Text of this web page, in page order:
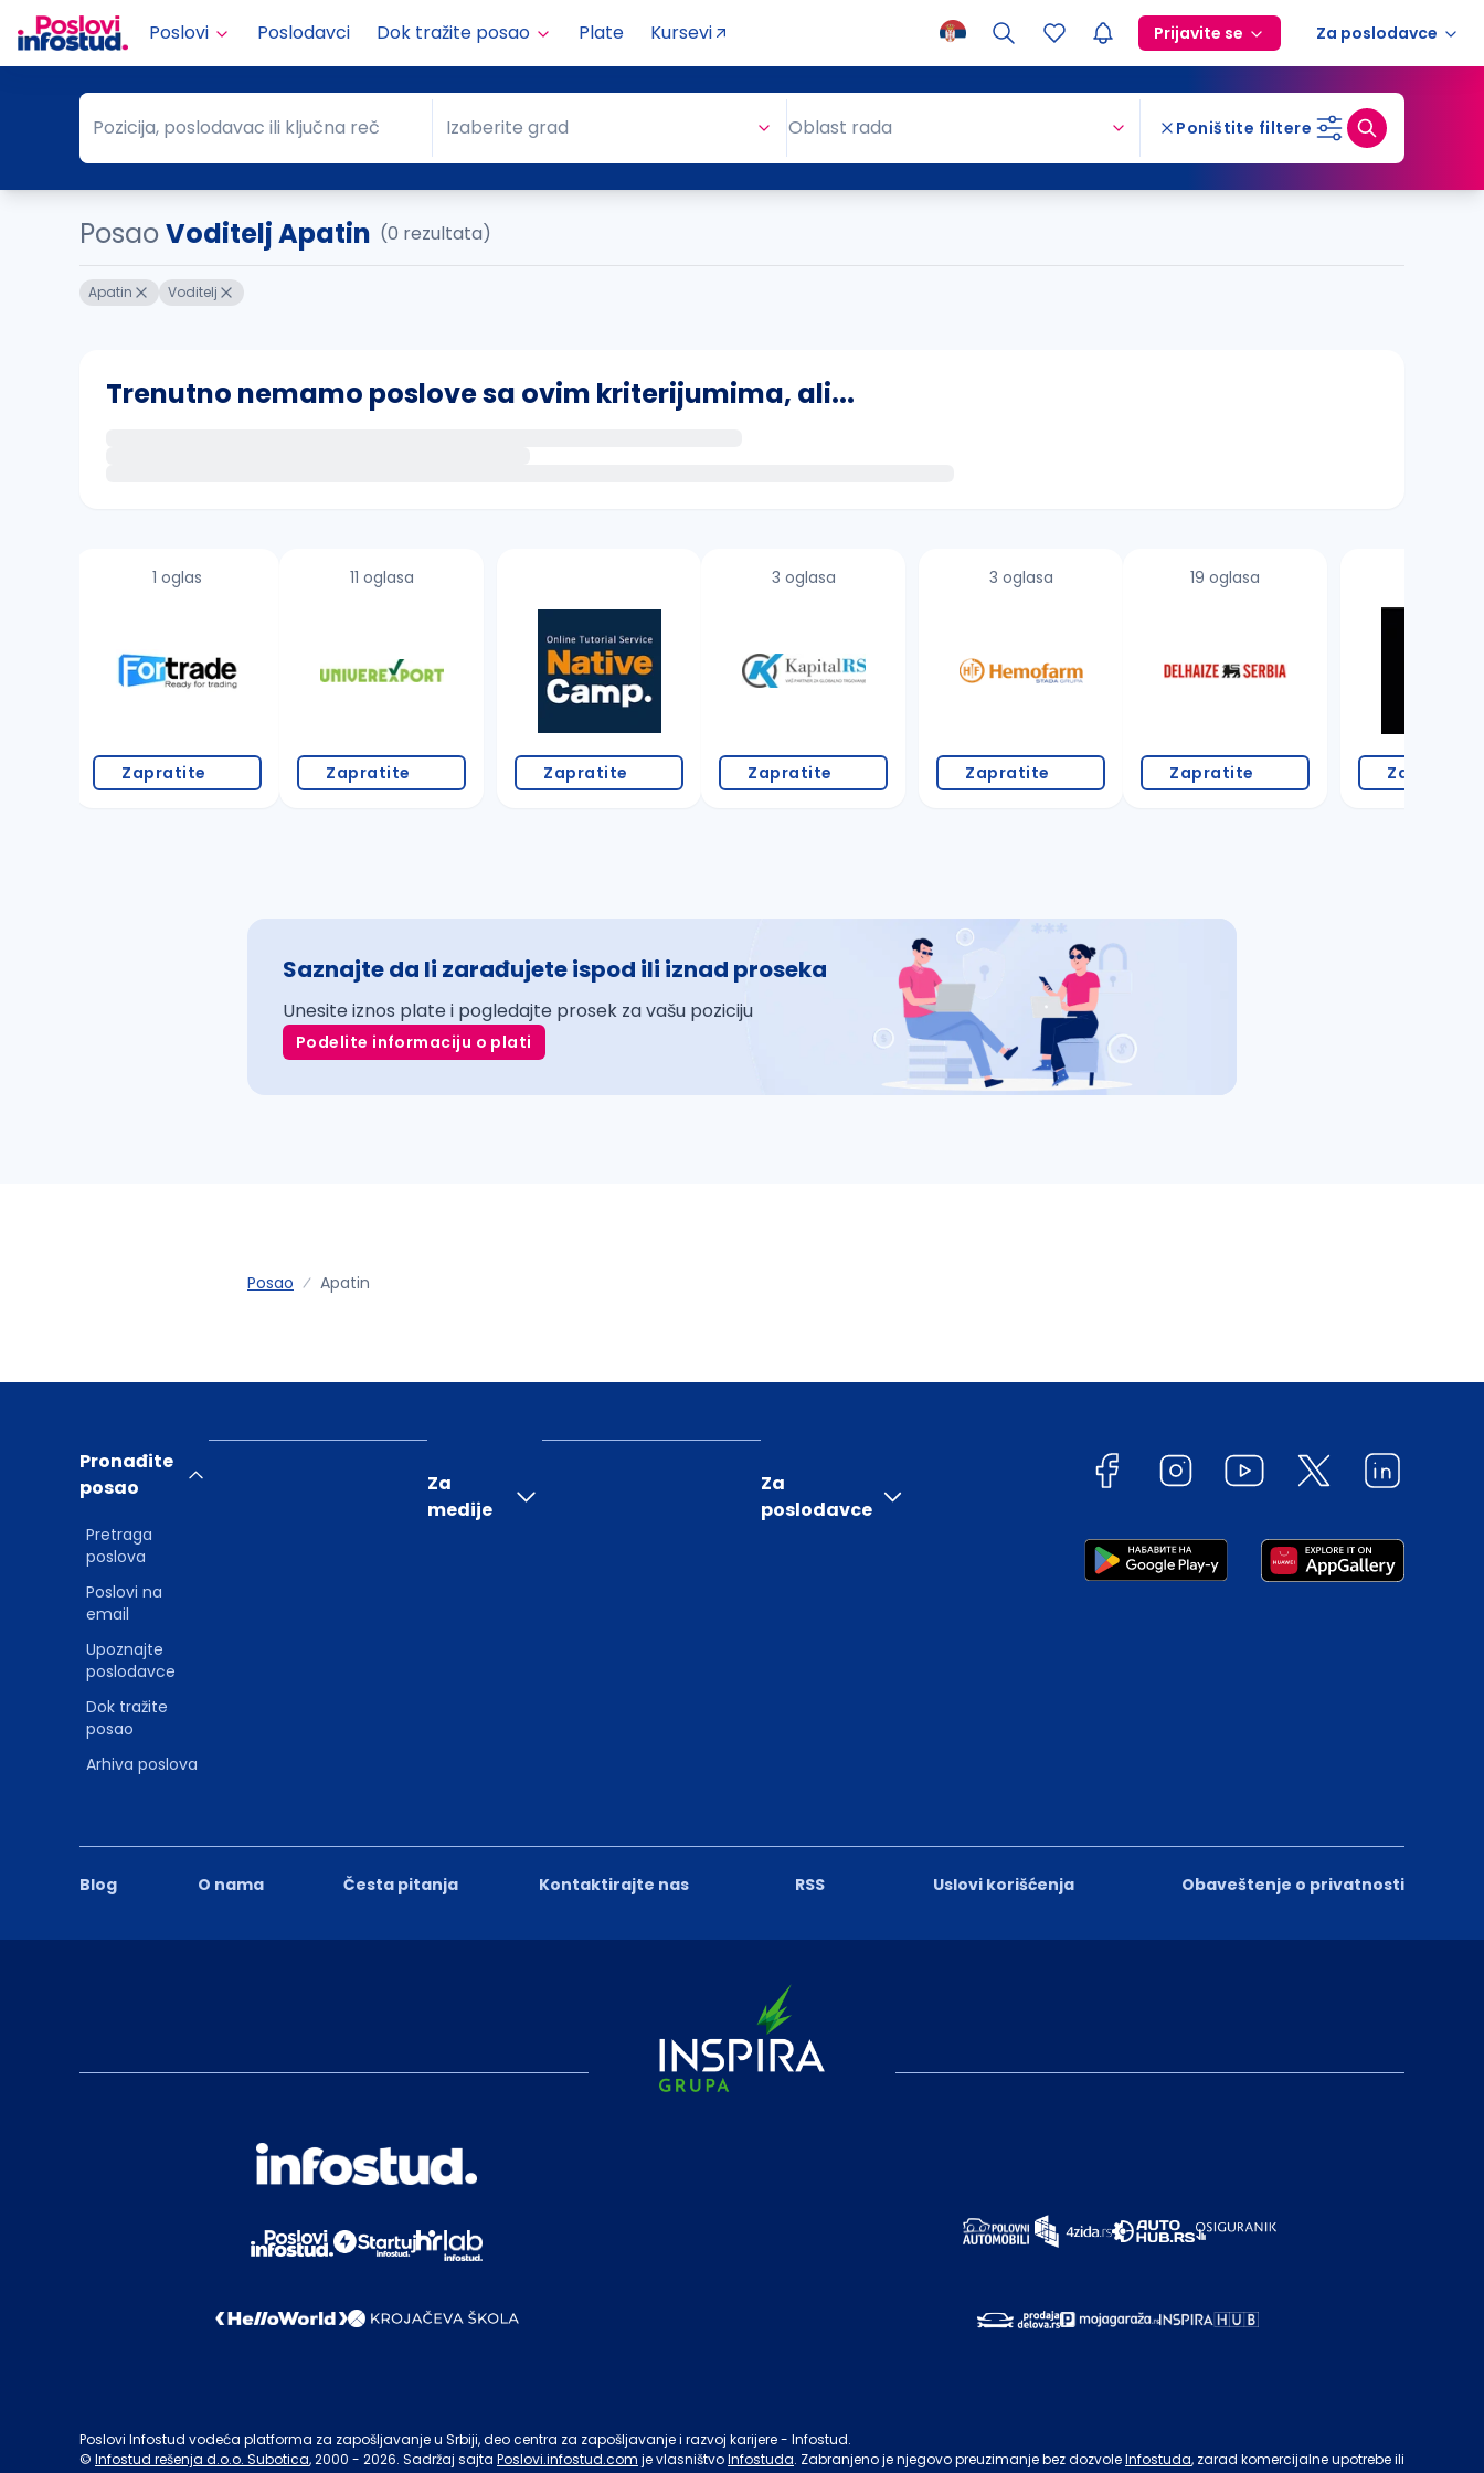
Poslovi Poslodavci Dok tražite posao Plate Kursevi Prijavite se Za poslodavce
Pozicija, poslodavac ili ključna reč
Pozicija, poslodavac ili ključna reč Grad
Izaberite grad Oblast rada Poništite filtere
PosaoVoditelj Apatin (0 rezultata)
Apatin Voditelj
Trenutno nemamo poslove sa ovim kriterijumima, ali...
proverite pravopisne greške (koristite č, ć, š, đ, ž, dž)
povećajte radijus za odabrani grad
1 oglas
Zapratite
11 oglasa
Zapratite Zapratite
3 oglasa
Zapratite
3 oglasa
Zapratite
19 oglasa
Zapratite Zapratite
Saznajte da li zarađujete ispod ili iznad proseka
Unesite iznos plate i pogledajte prosek za vašu poziciju
Podelite informaciju o plati
Posao Apatin
Blog O nama Česta pitanja Kontaktirajte nas RSS Uslovi korišćenja Obaveštenje o privatnosti
Pronađite
posao
Pretraga
poslova
Poslovi na
email
Upoznajte
poslodavce
Dok tražite
posao
Arhiva poslova
Za
medije
Za
poslodavce
Poslovi Infostud vodeća platforma za zapošljavanje u Srbiji, deo centra za zapošljavanje i razvoj karijere - Infostud.
© Infostud rešenja d.o.o. Subotica, 2000 - 2026. Sadržaj sajta Poslovi.infostud.com je vlasništvoInfostuda. Zabranjeno je njegovo preuzimanje bez dozvoleInfostuda, zarad komercijalne upotrebe ili